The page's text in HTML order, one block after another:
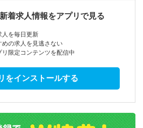
着求人情報をアプリで見る
人を毎日更新
の求人を見逃さない
限定コンテンツを配信中
をインストールする